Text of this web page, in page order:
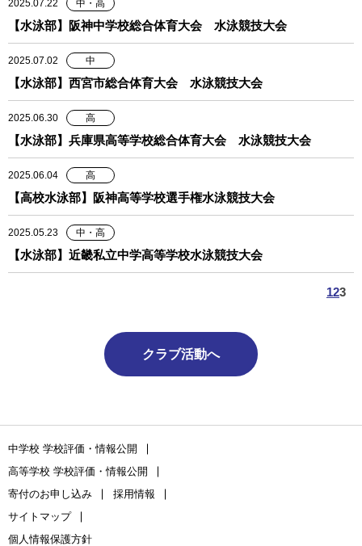
2025.07.22 中・高
【水泳部】阪神中学校総合体育大会 水泳競技大会
2025.07.02 中
【水泳部】西宮市総合体育大会 水泳競技大会
2025.06.30 高
【水泳部】兵庫県高等学校総合体育大会 水泳競技大会
2025.06.04 高
【高校水泳部】阪神高等学校選手権水泳競技大会
2025.05.23 中・高
【水泳部】近畿私立中学高等学校水泳競技大会
123
クラブ活動へ
中学校 学校評価・情報公開
高等学校 学校評価・情報公開
寄付のお申し込み
採用情報
サイトマップ
個人情報保護方針